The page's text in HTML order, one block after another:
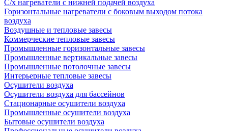
С/х нагреватели с нижней подачей воздуха
Горизонтальные нагреватели с боковым выходом потока
воздуха
Воздушные и тепловые завесы
Коммерческие тепловые завесы
Промышленные горизонтальные завесы
Промышленные вертикальные завесы
Промышленные потолочные завесы
Интерьерные тепловые завесы
Осушители воздуха
Осушители воздуха для бассейнов
Стационарные осушители воздуха
Промышленные осушители воздуха
Бытовые осушители воздуха